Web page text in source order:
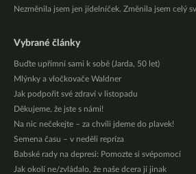
Nezměnila jsem jen jídelníček. Změnila jsem celý
Vybrané články
Buďte upřímní sami k sobě (Jarda, 50 let)
Mlýnky a vločkovače Waldner
Jak podpořit své zdraví v listopadu
Děkujeme, že jste s námi!
Na nic nečekejte – za chvíli jdeme do plavek!
Semena času – v neděli repríza
Babské rady na depresi: Pomozte si svépomocí
Jak okolí ne/zvládalo, že naše dcera jí jinak